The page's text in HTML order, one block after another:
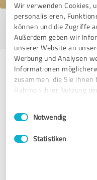
Wir verwenden Cookies,
personalisieren,
können und die Zugriffe
Außerdem geben wir
unserer Website an
Werbung und Analysen
Informationen
zusammen, die Sie
Rahmen Ihrer Nutzung
Impressum
Einwilligungsauswahl
Notwendig
Statistiken
Profil aktiv seit 19.04.2026 |
Drivebull Spedtion &